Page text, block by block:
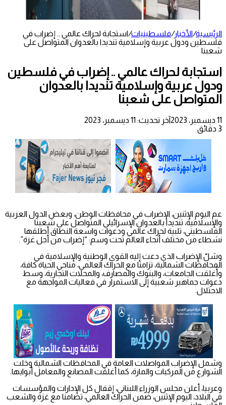
الرئيسية/الأخبار/فلسطينيات/استجابة لحراك عالمي .. إضراب في
فلسطين ودول عربية وإسلامية تنديدا بالعدوان المتواصل على
شعبنا
استجابة لحراك عالمي .. إضراب في فلسطين
ودول عربية وإسلامية تنديدا بالعدوان
المتواصل على شعبنا
11 ديسمبر، 2023
آخر تحديث: 11 ديسمبر، 2023
3 دقائق
عم اليوم الإثنين، الإضراب في محافظات الوطن، وبعض الدول العربية
والإسلامية، تنديدا بالعدوان الإسرائيلي المتواصل على شعبنا
الفلسطيني، تلبية لحراك عالمي ودعوات واسعة النطاق أطلقها
نشطاء من مختلف أنحاء العالم تحت وسم: “إضراب من أجل غزة”.
وشلّ الإضراب الذي دعت إليه القوى الوطنية والإسلامية في
المحافظات الشمالية، تزامنا مع الحراك العالمي، مناحي الحياة كافة،
وأُغلقت الجامعات، والبنوك والمصارف، والمحلات التجارية، وسط
دعوات جماهير شعبية إلى الاستمرار في فعاليات المواجهة مع
الاحتلال.
وشمل الإضراب المواصلات العامة في المحافظات الشمالية وخلت
الشوارع من المركبات والمارة، كما أغلقت المصانع والمعامل أبوابها.
وعربيا، أعلن مجلس الوزراء اللبناني، إقفال كل الإدارات والمؤسسات
في البلاد، اليوم الإثنين، ضمن الحراك العالمي، تضامنا مع غزة والشعب